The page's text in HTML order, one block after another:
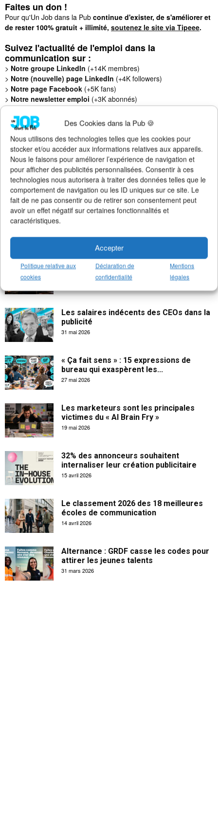
Des Cookies dans la Pub 🍪
Nous utilisons des technologies telles que les cookies pour
stocker et/ou accéder aux informations relatives aux appareils.
Nous le faisons pour améliorer l’expérience de navigation et
pour afficher des publicités personnalisées. Consentir à ces
technologies nous autorisera à traiter des données telles que le
comportement de navigation ou les ID uniques sur ce site. Le
fait de ne pas consentir ou de retirer son consentement peut
avoir un effet négatif sur certaines fonctionnalités et
caractéristiques.
Accepter
Politique relative aux
cookies
Déclaration de
confidentialité
Mentions
légales
Faites un don !
Pour qu'Un Job dans la Pub continue d'exister, de s'améliorer et
de rester 100% gratuit + illimité, soutenez le site via Tipeee.
Suivez l'actualité de l'emploi dans la
communication sur :
> Notre groupe LinkedIn (+14K membres)
> Notre (nouvelle) page LinkedIn (+4K followers)
> Notre page Facebook (+5K fans)
> Notre newsletter emploi (+3K abonnés)
>Notre compte Twitter(+5K followers)
La créativité apporte 102 milliards € à
l’économie française
Les salaires indécents des CEOs dans la
publicité
31 mai 2026
« Ça fait sens » : 15 expressions de
bureau qui exaspèrent les...
27 mai 2026
Les marketeurs sont les principales
victimes du « AI Brain Fry »
19 mai 2026
32% des annonceurs souhaitent
internaliser leur création publicitaire
15 avril 2026
Le classement 2026 des 18 meilleures
écoles de communication
14 avril 2026
Alternance : GRDF casse les codes pour
attirer les jeunes talents
31 mars 2026